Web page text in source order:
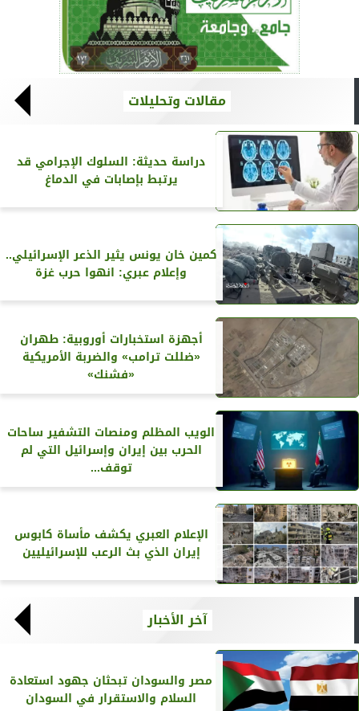
مقالات وتحليلات
دراسة حديثة: السلوك الإجرامي قد
يرتبط بإصابات في الدماغ
كمين خان يونس يثير الذعر الإسرائيلي..
وإعلام عبري: انهوا حرب غزة
أجهزة استخبارات أوروبية: طهران
«ضللت ترامب» والضربة الأمريكية
«فشنك»
الويب المظلم ومنصات التشفير ساحات
الحرب بين إيران وإسرائيل التي لم
توقف...
الإعلام العبري يكشف مأساة كابوس
إيران الذي بث الرعب للإسرائيليين
آخر الأخبار
مصر والسودان تبحثان جهود استعادة
السلام والاستقرار في السودان